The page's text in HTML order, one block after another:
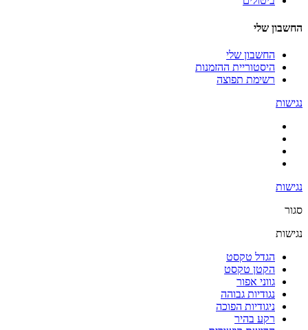
החשבון שלי
החשבון שלי
היסטוריית ההזמנות
רשימת תפוצה
נגישות
נגישות
סגור
נגישות
הגדל טקסט
הקטן טקסט
גווני אפור
נגודיות גבוהה
ניגודיות הפוכה
רקע בהיר